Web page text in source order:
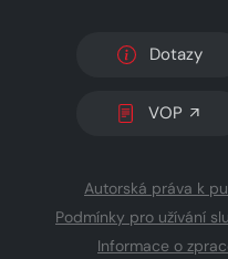
Dotazy
VOP
Autorská práva k
Podmínky pro užívání
Informace o